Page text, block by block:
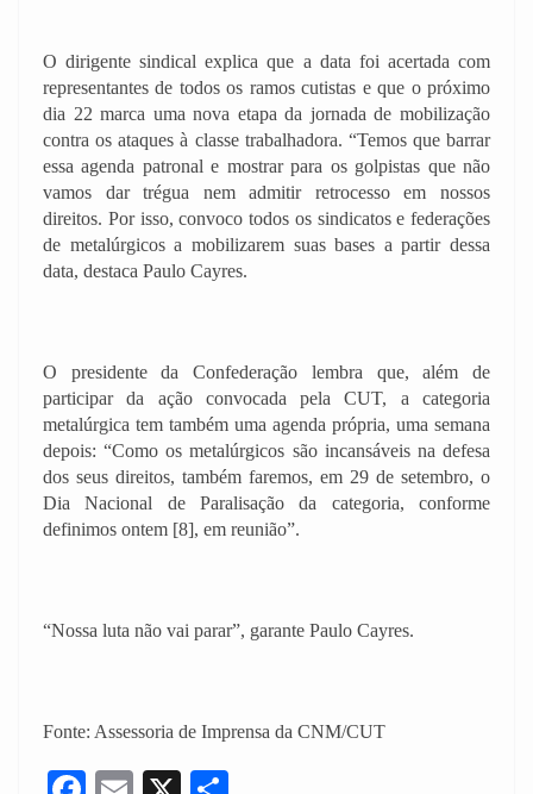
O dirigente sindical explica que a data foi acertada com
representantes de todos os ramos cutistas e que o próximo
dia 22 marca uma nova etapa da jornada de mobilização
contra os ataques à classe trabalhadora. “Temos que barrar
essa agenda patronal e mostrar para os golpistas que não
vamos dar trégua nem admitir retrocesso em nossos
direitos. Por isso, convoco todos os sindicatos e federações
de metalúrgicos a mobilizarem suas bases a partir dessa
data, destaca Paulo Cayres.
O presidente da Confederação lembra que, além de
participar da ação convocada pela CUT, a categoria
metalúrgica tem também uma agenda própria, uma semana
depois: “Como os metalúrgicos são incansáveis na defesa
dos seus direitos, também faremos, em 29 de setembro, o
Dia Nacional de Paralisação da categoria, conforme
definimos ontem [8], em reunião”.
“Nossa luta não vai parar”, garante Paulo Cayres.
Fonte: Assessoria de Imprensa da CNM/CUT